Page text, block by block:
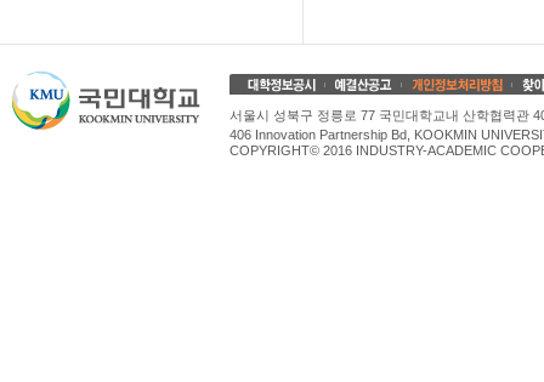
서울시 성북구 정릉로 77 국민대학교내 산학협력관
406 Innovation Partnership Bd, KOOKMIN
COPYRIGHT© 2016 INDUSTRY-ACADEMIC